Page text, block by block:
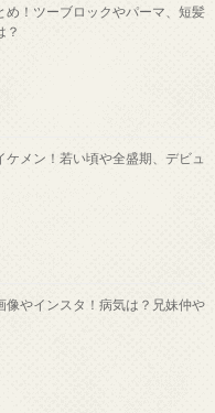
め！ツーブロックやパーマ、短髪
？
ケメン！若い頃や全盛期、デビュ
像やインスタ！病気は？兄妹仲や